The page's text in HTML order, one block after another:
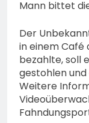
Mann bittet
Der
in einem Café
bezahlte, soll
gestohlen
Weitere